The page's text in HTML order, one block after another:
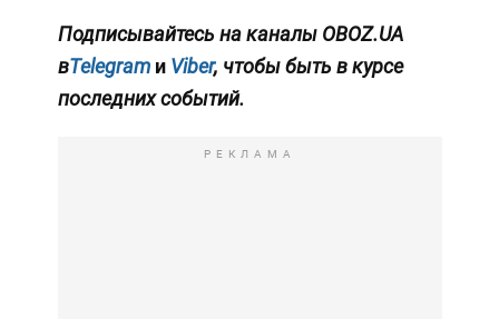
Подписывайтесь на каналы OBOZ.UA
вTelegramи Viber, чтобы быть в курсе
последних событий.
РЕКЛАМА